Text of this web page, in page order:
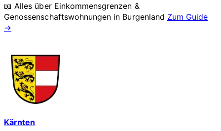
📖 Alles über Einkommensgrenzen &
Genossenschaftswohnungen in Burgenland Zum Guide
→
Kärnten